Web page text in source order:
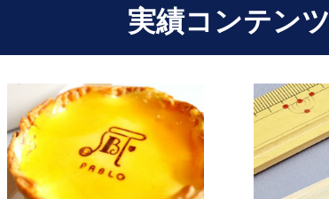
実績コンテンツ